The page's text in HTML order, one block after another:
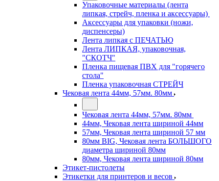
Упаковочные материалы (лента
липкая, стрейч, пленка и аксессуары)
Аксессуары для упаковки (ножи,
диспенсеры)
Лента липкая с ПЕЧАТЬЮ
Лента ЛИПКАЯ, упаковочная,
"СКОТЧ"
Пленка пищевая ПВХ для "горячего
стола"
Пленка упаковочная СТРЕЙЧ
Чековая лента 44мм, 57мм. 80мм
Чековая лента 44мм, 57мм. 80мм
44мм, Чековая лента шириной 44мм
57мм, Чековая лента шириной 57 мм
80мм BIG, Чековая лента БОЛЬШОГО
диаметра шириной 80мм
80мм, Чековая лента шириной 80мм
Этикет-пистолеты
Этикетки для принтеров и весов